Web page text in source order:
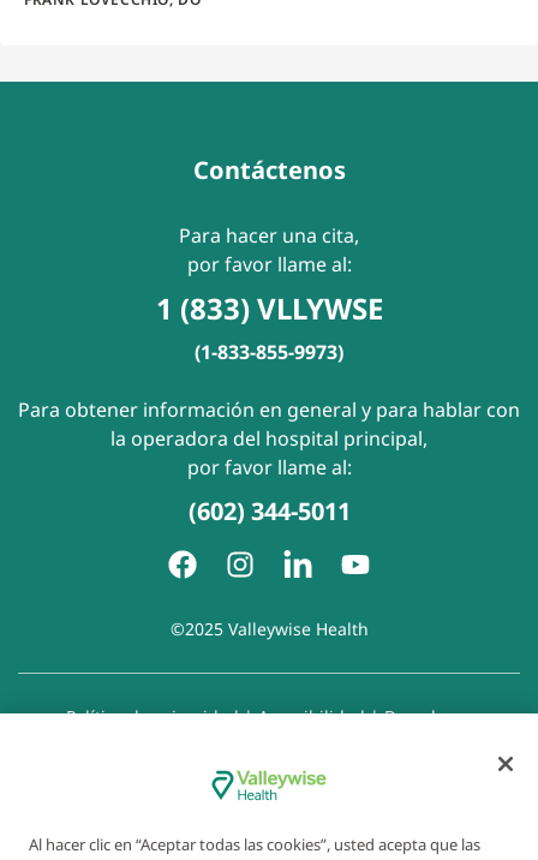
Contáctenos
Para hacer una cita,
por favor llame al:
1 (833) VLLYWSE
(1-833-855-9973)
Para obtener información en general y para hablar con
la operadora del hospital principal,
por favor llame al:
(602) 344-5011
©2025 Valleywise Health
Política de privacidad|Accesibilidad|Derechos y
Aviso de Prohibición de la Discriminación
Exención de responsabilidad con respecto a sitios web
Al hacer clic en “Aceptar todas las cookies”, usted acepta que las